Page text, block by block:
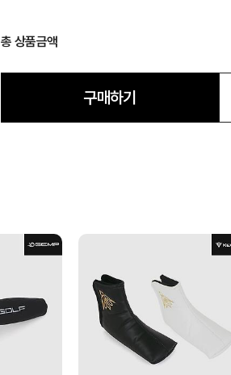
총 상품금액
구매하기